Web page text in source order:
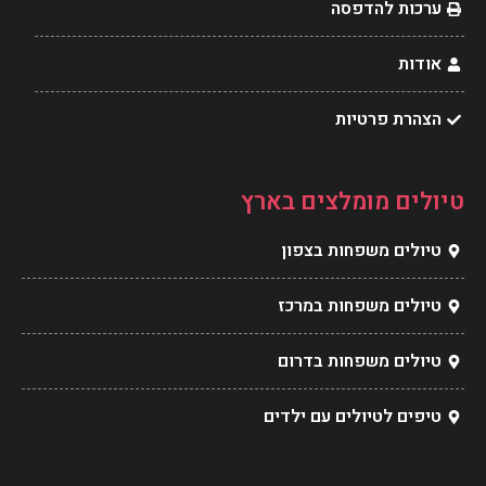
ערכות להדפסה
אודות
הצהרת פרטיות
טיולים מומלצים בארץ
טיולים משפחות בצפון
טיולים משפחות במרכז
טיולים משפחות בדרום
טיפים לטיולים עם ילדים